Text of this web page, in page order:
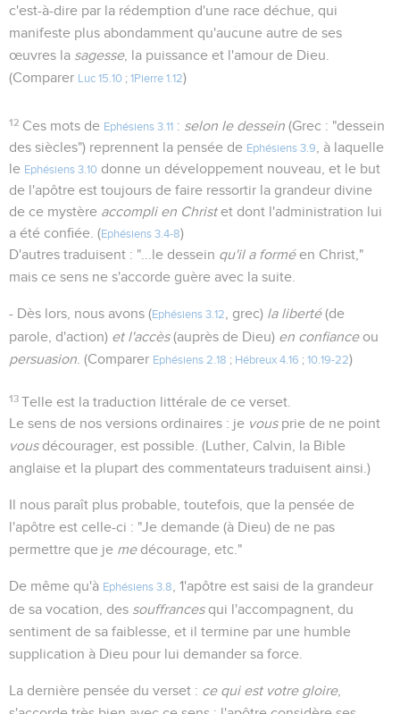
c'est-à-dire par la rédemption d'une race déchue, qui
manifeste plus abondamment qu'aucune autre de ses
œuvres la sagesse, la puissance et l'amour de Dieu.
(Comparer
Luc 15.10 ; 1Pierre 1.12)
12 Ces mots de Ephésiens 3.11 : selon le dessein (Grec : "dessein
des siècles") reprennent la pensée de Ephésiens 3.9
, à laquelle
le Ephésiens 3.10 donne un développement nouveau, et le but
de l'apôtre est toujours de faire ressortir la grandeur divine
de ce mystère accompli en Christet dont l'administration lui
a été confiée. (Ephésiens 3.4-8)
D'autres traduisent : "...le dessein qu'il a forméen Christ,"
mais ce sens ne s'accorde guère avec la suite.
- Dès lors, nous avons (Ephésiens 3.12 , grec) la liberté(de
parole, d'action) et l'accès(auprès de Dieu) en confianceou
persuasion . (Comparer Ephésiens 2.18 ; Hébreux 4.16 ; 10.19-22)
13 Telle est la traduction littérale de ce verset.
Le sens de nos versions ordinaires : je vousprie de ne point
vousdécourager, est possible. (Luther, Calvin, la Bible
anglaise et la plupart des commentateurs traduisent ainsi.)
Il nous paraît plus probable, toutefois, que la pensée de
l'apôtre est celle-ci : "Je demande (à Dieu) de ne pas
permettre que je medécourage, etc."
De même qu'à Ephésiens 3.8
, 1'apôtre est saisi de la grandeur
de sa vocation, des souffrancesqui l'accompagnent, du
sentiment de sa faiblesse, et il termine par une humble
supplication à Dieu pour lui demander sa force.
La dernière pensée du verset : ce qui est votre gloire,